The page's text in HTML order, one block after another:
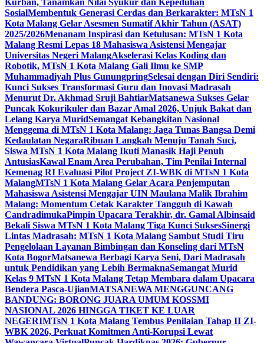
Kurban, Tanamkan Nilai Syukur dan Kepedulian
SosialMembentuk Generasi Cerdas dan Berkarakter: MTsN 1
Kota Malang Gelar Asesmen Sumatif Akhir Tahun (ASAT)
2025/2026Menanam Inspirasi dan Ketulusan: MTsN 1 Kota
Malang Resmi Lepas 18 Mahasiswa Asistensi Mengajar
Universitas Negeri MalangAkselerasi Kelas Koding dan
Robotik, MTsN 1 Kota Malang Gali Ilmu ke SMP
Muhammadiyah Plus GunungpringSelesai dengan Diri Sendiri:
Kunci Sukses Transformasi Guru dan Inovasi Madrasah
Menurut Dr. Akhmad Sruji BahtiarMatsanewa Sukses Gelar
Puncak Kokurikuler dan Bazar Amal 2026, Unjuk Bakat dan
Lelang Karya MuridSemangat Kebangkitan Nasional
Menggema di MTsN 1 Kota Malang: Jaga Tunas Bangsa Demi
Kedaulatan NegaraRibuan Langkah Menuju Tanah Suci,
Siswa MTsN 1 Kota Malang Ikuti Manasik Haji Penuh
AntusiasKawal Enam Area Perubahan, Tim Penilai Internal
Kemenag RI Evaluasi Pilot Project ZI-WBK di MTsN 1 Kota
MalangMTsN 1 Kota Malang Gelar Acara Penjemputan
Mahasiswa Asistensi Mengajar UIN Maulana Malik Ibrahim
Malang: Momentum Cetak Karakter Tangguh di Kawah
CandradimukaPimpin Upacara Terakhir, dr. Gamal Albinsaid
Bekali Siswa MTsN 1 Kota Malang Tiga Kunci SuksesSinergi
Lintas Madrasah: MTsN 1 Kota Malang Sambut Studi Tiru
Pengelolaan Layanan Bimbingan dan Konseling dari MTsN
Kota BogorMatsanewa Berbagi Karya Seni, Dari Madrasah
untuk Pendidikan yang Lebih BermaknaSemangat Murid
Kelas 9 MTsN 1 Kota Malang Tetap Membara dalam Upacara
Bendera Pasca-UjianMATSANEWA MENGGUNCANG
BANDUNG: BORONG JUARA UMUM KOSSMI
NASIONAL 2026 HINGGA TIKET KE LUAR
NEGERIMTsN 1 Kota Malang Tembus Penilaian Tahap II ZI-
WBK 2026, Perkuat Komitmen Anti-Korupsi Lewat